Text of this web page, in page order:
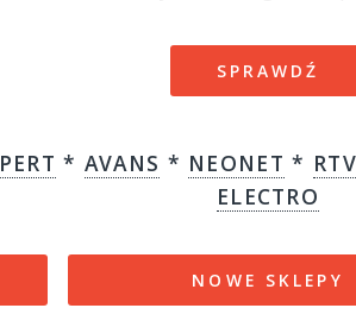
SPRAWDŹ
* AVANS * NEONET *
ELECTRO
NOWE SKLEPY